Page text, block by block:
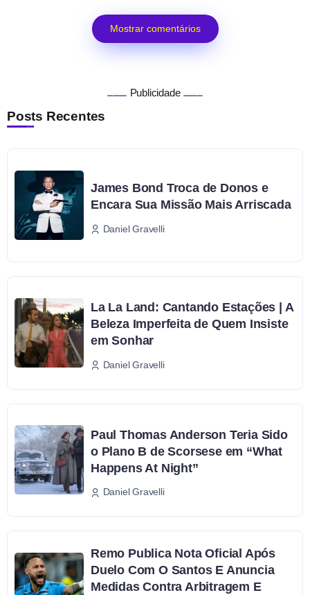
Mostrar comentários
Publicidade
Posts Recentes
James Bond Troca de Donos e
Encara Sua Missão Mais Arriscada
Daniel Gravelli
La La Land: Cantando Estações | A
Beleza Imperfeita de Quem Insiste
em Sonhar
Daniel Gravelli
Paul Thomas Anderson Teria Sido
o Plano B de Scorsese em “What
Happens At Night”
Daniel Gravelli
Remo Publica Nota Oficial Após
Duelo Com O Santos E Anuncia
Medidas Contra Arbitragem E